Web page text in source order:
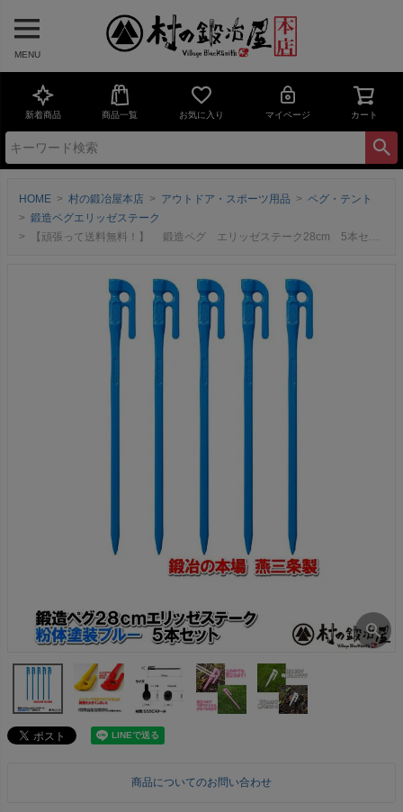
MENU
新着商品 商品一覧 お気に入り マイページ カート
HOME 村の鍛冶屋本店 アウトドア・スポーツ用品
ペグ・テント
鍛造ペグエリッゼステーク
【頑張って送料無料！】 鍛造ペグ エリッゼステーク28cm 5本セット MK-280BL×5本 粉体塗装 ブルー 青 フォージドステークス インナーテントやレジャーシートの固定に便利！ デザインコンペでIDS賞受賞 エリステ
商品についてのお問い合わせ